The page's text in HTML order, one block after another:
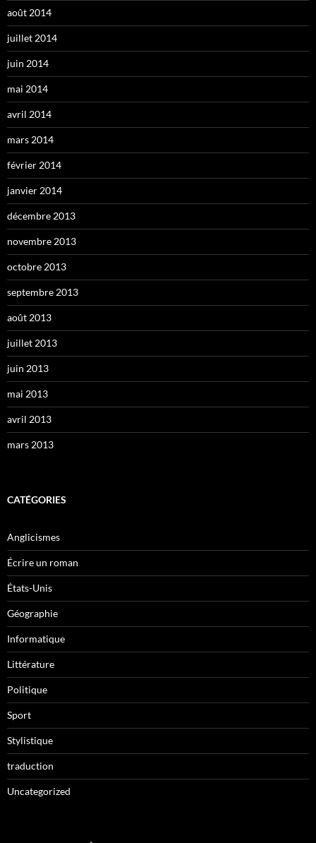
août 2014
juillet 2014
juin 2014
mai 2014
avril 2014
mars 2014
février 2014
janvier 2014
décembre 2013
novembre 2013
octobre 2013
septembre 2013
août 2013
juillet 2013
juin 2013
mai 2013
avril 2013
mars 2013
CATÉGORIES
Anglicismes
Écrire un roman
États-Unis
Géographie
Informatique
Littérature
Politique
Sport
Stylistique
traduction
Uncategorized